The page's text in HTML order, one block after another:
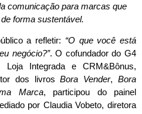
comunicação para marcas que
forma sustentável.
a refletir: “O que você está
negócio?”. O cofundador do G4
Integrada e CRM&Bônus,
dos livrosBora Vender,Bora
Marca, participou do painel
por Claudia Vobeto, diretora